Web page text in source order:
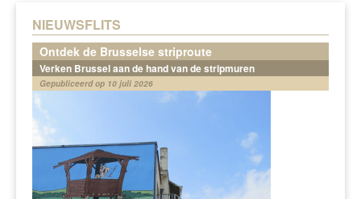
NIEUWSFLITS
Ontdek de Brusselse striproute
Verken Brussel aan de hand van de stripmuren
Gepubliceerd op 10 juli 2026